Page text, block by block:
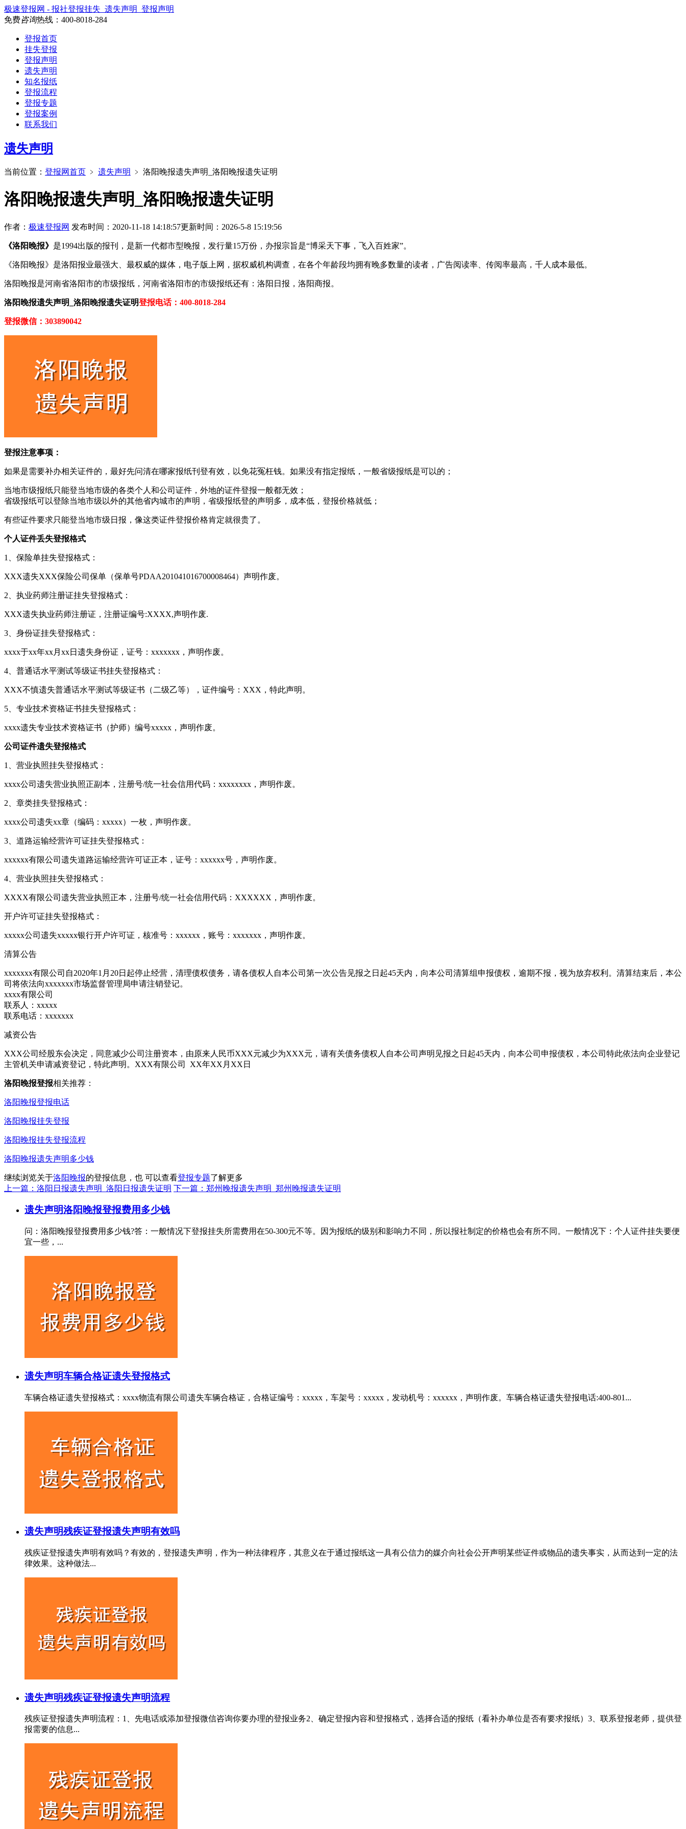
极速登报网 - 报社登报挂失_遗失声明_登报声明
免费咨询热线： 400-8018-284
登报首页
挂失登报
登报声明
遗失声明
知名报纸
登报流程
登报专题
登报案例
联系我们
遗失声明
当前位置： 登报网首页 ﹥ 遗失声明 ﹥ 洛阳晚报遗失声明_洛阳晚报遗失证明
洛阳晚报遗失声明_洛阳晚报遗失证明
作者： 极速登报网 发布时间：2020-11-18 14:18:57更新时间：2026-5-8 15:19:56
《洛阳晚报》 是1994出版的报刊，是新一代都市型晚报，发行量15万份，办报宗旨是“博采天下事，飞入百姓家”。
《洛阳晚报》是洛阳报业最强大、最权威的媒体，电子版上网，据权威机构调查，在各个年龄段均拥有晚多数量的读者，广告阅读率、传阅率最高，千人成本最低。
洛阳晚报是河南省洛阳市的市级报纸，河南省洛阳市的市级报纸还有：洛阳日报，洛阳商报。
洛阳晚报遗失声明_洛阳晚报遗失证明登报电话：400-8018-284
登报微信：303890042
登报注意事项：
如果是需要补办相关证件的，最好先问清在哪家报纸刊登有效，以免花冤枉钱。如果没有指定报纸，一般省级报纸是可以的；
当地市级报纸只能登当地市级的各类个人和公司证件，外地的证件登报一般都无效；
省级报纸可以登除当地市级以外的其他省内城市的声明，省级报纸登的声明多，成本低，登报价格就低；
有些证件要求只能登当地市级日报，像这类证件登报价格肯定就很贵了。
个人证件丢失登报格式
1、保险单挂失登报格式：
XXX遗失XXX保险公司保单（保单号PDAA201041016700008464）声明作废。
2、执业药师注册证挂失登报格式：
XXX遗失执业药师注册证，注册证编号:XXXX,声明作废.
3、身份证挂失登报格式：
xxxx于xx年xx月xx日遗失身份证，证号：xxxxxxx，声明作废。
4、普通话水平测试等级证书挂失登报格式：
XXX不慎遗失普通话水平测试等级证书（二级乙等），证件编号：XXX，特此声明。
5、专业技术资格证书挂失登报格式：
xxxx遗失专业技术资格证书（护师）编号xxxxx，声明作废。
公司证件遗失登报格式
1、营业执照挂失登报格式：
xxxx公司遗失营业执照正副本，注册号/统一社会信用代码：xxxxxxxx，声明作废。
2、章类挂失登报格式：
xxxx公司遗失xx章（编码：xxxxx）一枚，声明作废。
3、道路运输经营许可证挂失登报格式：
xxxxxx有限公司遗失道路运输经营许可证正本，证号：xxxxxx号，声明作废。
4、营业执照挂失登报格式：
XXXX有限公司遗失营业执照正本，注册号/统一社会信用代码：XXXXXX，声明作废。
开户许可证挂失登报格式：
xxxxx公司遗失xxxxx银行开户许可证，核准号：xxxxxx，账号：xxxxxxx，声明作废。
清算公告
xxxxxxx有限公司自2020年1月20日起停止经营，清理债权债务，请各债权人自本公司第一次公告见报之日起45天内，向本公司清算组申报债权，逾期不报，视为放弃权利。清算结束后，本公
司将依法向xxxxxxx市场监督管理局申请注销登记。
xxxx有限公司
联系人：xxxxx
联系电话：xxxxxxx
减资公告
XXX公司经股东会决定，同意减少公司注册资本，由原来人民币XXX元减少为XXX元，请有关债务债权人自本公司声明见报之日起45天内，向本公司申报债权，本公司特此依法向企业登记
主管机关申请减资登记，特此声明。XXX有限公司 XX年XX月XX日
洛阳晚报登报相关推荐：
洛阳晚报登报电话
洛阳晚报挂失登报
洛阳晚报挂失登报流程
洛阳晚报遗失声明多少钱
继续浏览关于洛阳晚报的登报信息，也 可以查看登报专题了解更多
上一篇：洛阳日报遗失声明_洛阳日报遗失证明 下一篇：郑州晚报遗失声明_郑州晚报遗失证明
遗失声明洛阳晚报登报费用多少钱
问：洛阳晚报登报费用多少钱?答：一般情况下登报挂失所需费用在50-300元不等。因为报纸的级别和影响力不同，所以报社制定的价格也会有所不同。一般情况下：个人证件挂失要便
宜一些，...
遗失声明车辆合格证遗失登报格式
车辆合格证遗失登报格式：xxxx物流有限公司遗失车辆合格证，合格证编号：xxxxx，车架号：xxxxx，发动机号：xxxxxx，声明作废。车辆合格证遗失登报电话:400-801...
遗失声明残疾证登报遗失声明有效吗
残疾证登报遗失声明有效吗？有效的，登报遗失声明，作为一种法律程序，其意义在于通过报纸这一具有公信力的媒介向社会公开声明某些证件或物品的遗失事实，从而达到一定的法
律效果。这种做法...
遗失声明残疾证登报遗失声明流程
残疾证登报遗失声明流程：1、先电话或添加登报微信咨询你要办理的登报业务2、确定登报内容和登报格式，选择合适的报纸（看补办单位是否有要求报纸）3、联系登报老师，提供登
报需要的信息...